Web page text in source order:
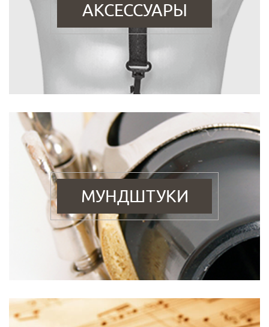
АКСЕССУАРЫ
МУНДШТУКИ